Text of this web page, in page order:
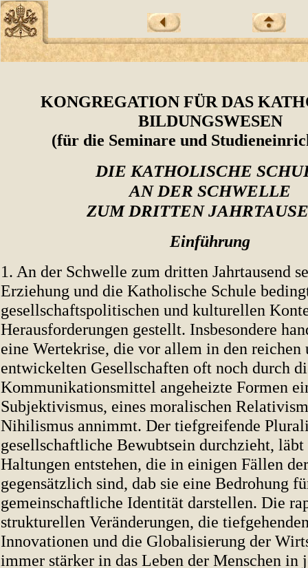
KONGREGATION FÜR DAS
BILDUNGSWESEN
(für die Seminare und
DIE KATHOLISCHE
AN DER SCHWELLE
ZUM DRITTEN
Einführung
1. An der Schwelle zum dritten Jahrtausend
Erziehung und die Katholische Schule
gesellschaftspolitischen und kulturellen
Herausforderungen gestellt. Insbesondere
eine Wertekrise, die vor allem in den reichen
entwickelten Gesellschaften oft noch durch
Kommunikationsmittel angeheizte Formen
Subjektivismus, eines moralischen
Nihilismus annimmt. Der tiefgreifende
gesellschaftliche Bewubtsein durchzieht, läbt
Haltungen entstehen, die in einigen Fällen
gegensätzlich sind, dab sie eine Bedrohung
gemeinschaftliche Identität darstellen. Die
strukturellen Veränderungen, die
Innovationen und die Globalisierung der
immer stärker in das Leben der Menschen in